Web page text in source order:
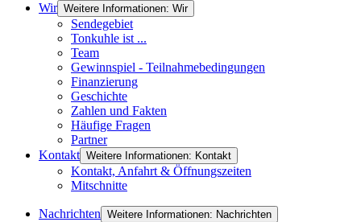
Wir Weitere Informationen: Wir
Sendegebiet
Tonkuhle ist ...
Team
Gewinnspiel - Teilnahmebedingungen
Finanzierung
Geschichte
Zahlen und Fakten
Häufige Fragen
Partner
Kontakt Weitere Informationen: Kontakt
Kontakt, Anfahrt & Öffnungszeiten
Mitschnitte
Nachrichten Weitere Informationen: Nachrichten